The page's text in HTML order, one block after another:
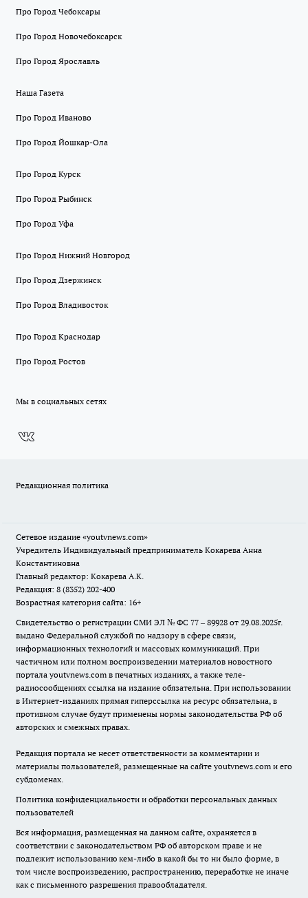
Про Город Чебоксары
Про Город Новочебоксарск
Про Город Ярославль
Наша Газета
Про Город Иваново
Про Город Йошкар-Ола
Про Город Курск
Про Город Рыбинск
Про Город Уфа
Про Город Нижний Новгород
Про Город Дзержинск
Про Город Владивосток
Про Город Краснодар
Про Город Ростов
Мы в социальных сетях
Редакционная политика
Сетевое издание «youtvnews.com»
Учредитель Индивидуальный предприниматель Кокарева Анна
Константиновна
Главный редактор: Кокарева А.К.
Редакция: 8 (8352) 202-400
Возрастная категория сайта: 16+
Свидетельство о регистрации СМИ ЭЛ № ФС 77 – 89928 от 29.08.2025г.
выдано Федеральной службой по надзору в сфере связи,
информационных технологий и массовых коммуникаций. При
частичном или полном воспроизведении материалов новостного
портала youtvnews.com в печатных изданиях, а также теле-
радиосообщениях ссылка на издание обязательна. При использовании
в Интернет-изданиях прямая гиперссылка на ресурс обязательна, в
противном случае будут применены нормы законодательства РФ об
авторских и смежных правах.
Редакция портала не несет ответственности за комментарии и
материалы пользователей, размещенные на сайте youtvnews.com и его
субдоменах.
Политика конфиденциальности и обработки персональных данных
пользователей
Вся информация, размещенная на данном сайте, охраняется в
соответствии с законодательством РФ об авторском праве и не
подлежит использованию кем-либо в какой бы то ни было форме, в
том числе воспроизведению, распространению, переработке не иначе
как с письменного разрешения правообладателя.